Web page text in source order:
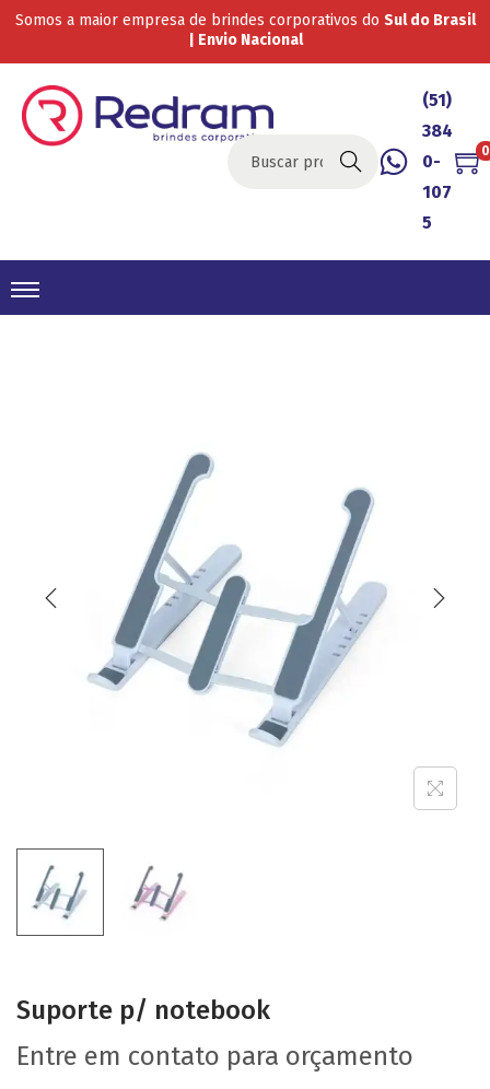
Somos a maior empresa de brindes corporativos do Sul do Brasil
| Envio Nacional
Buscar
(51)
384
0-
107
5
0
Suporte p/ notebook
Entre em contato para orçamento